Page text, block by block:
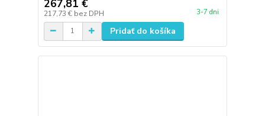
267,81 €
217,73 € bez DPH 3-7 dni
Pridať do košíka